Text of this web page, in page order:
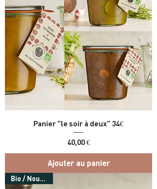
Panier "le soir à deux" 34€
Prix
40,00 €
Ajouter au panier
Bio / Nouveau !